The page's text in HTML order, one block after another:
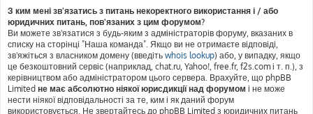
З ким мені зв'язатись з питань некоректного використання і / або
юридичних питань, пов'язаних з цим форумом?
Ви можете зв'язатися з будь-яким з адміністраторів форуму, вказаних в
списку на сторінці "Наша команда". Якщо ви не отримаєте відповіді,
зв'яжіться з власником домену (введіть whois lookup) або, у випадку, якщо
це безкоштовний сервіс (наприклад, chat.ru, Yahoo!, free.fr, f2s.com і т. п.), з
керівництвом або адміністратором цього сервера. Врахуйте, що phpBB
Limited не має абсолютно ніякої юрисдикції над форумом і не може
нести ніякої відповідальності за те, ким і як даний форум
використовується. Не звертайтесь до phpBB Limited з юридичних питань